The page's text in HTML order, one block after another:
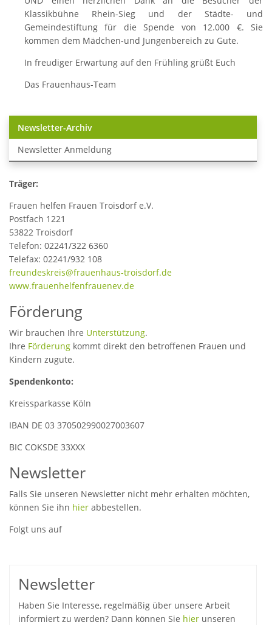
Klassikbühne Rhein-Sieg und der Städte- und
Gemeindestiftung für die Spende von 12.000 €. Sie
kommen dem Mädchen-und Jungenbereich zu Gute.
In freudiger Erwartung auf den Frühling grüßt Euch
Das Frauenhaus-Team
Newsletter-Archiv
Newsletter Anmeldung
Träger:
Frauen helfen Frauen Troisdorf e.V.
Postfach 1221
53822 Troisdorf
Telefon: 02241/322 6360
Telefax: 02241/932 108
freundeskreis@frauenhaus-troisdorf.de
www.frauenhelfenfrauenev.de
Förderung
Wir brauchen Ihre Unterstützung.
Ihre Förderung kommt direkt den betroffenen Frauen und
Kindern zugute.
Spendenkonto:
Kreissparkasse Köln
IBAN DE 03 370502990027003607
BIC COKSDE 33XXX
Newsletter
Falls Sie unseren Newsletter nicht mehr erhalten möchten,
können Sie ihn hier abbestellen.
Folgt uns auf
Newsletter
Haben Sie Interesse, regelmäßig über unsere Arbeit
informiert zu werden? Dann können Sie hier unseren